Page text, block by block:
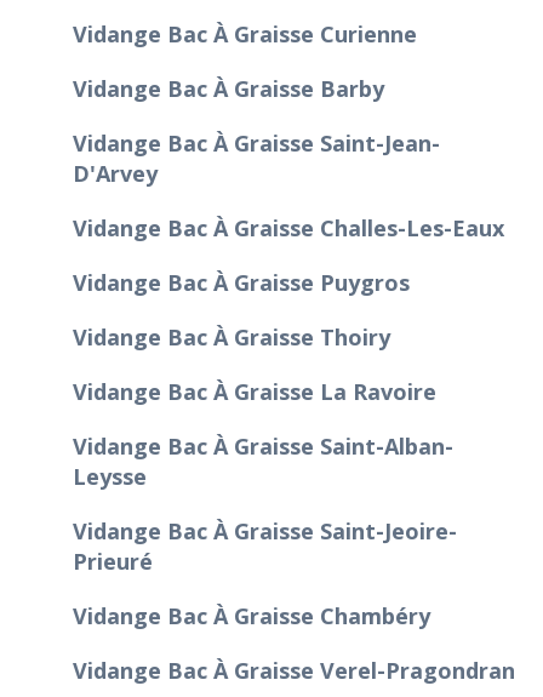
Vidange Bac À Graisse Curienne
Vidange Bac À Graisse Barby
Vidange Bac À Graisse Saint-Jean-
D'Arvey
Vidange Bac À Graisse Challes-Les-Eaux
Vidange Bac À Graisse Puygros
Vidange Bac À Graisse Thoiry
Vidange Bac À Graisse La Ravoire
Vidange Bac À Graisse Saint-Alban-
Leysse
Vidange Bac À Graisse Saint-Jeoire-
Prieuré
Vidange Bac À Graisse Chambéry
Vidange Bac À Graisse Verel-Pragondran